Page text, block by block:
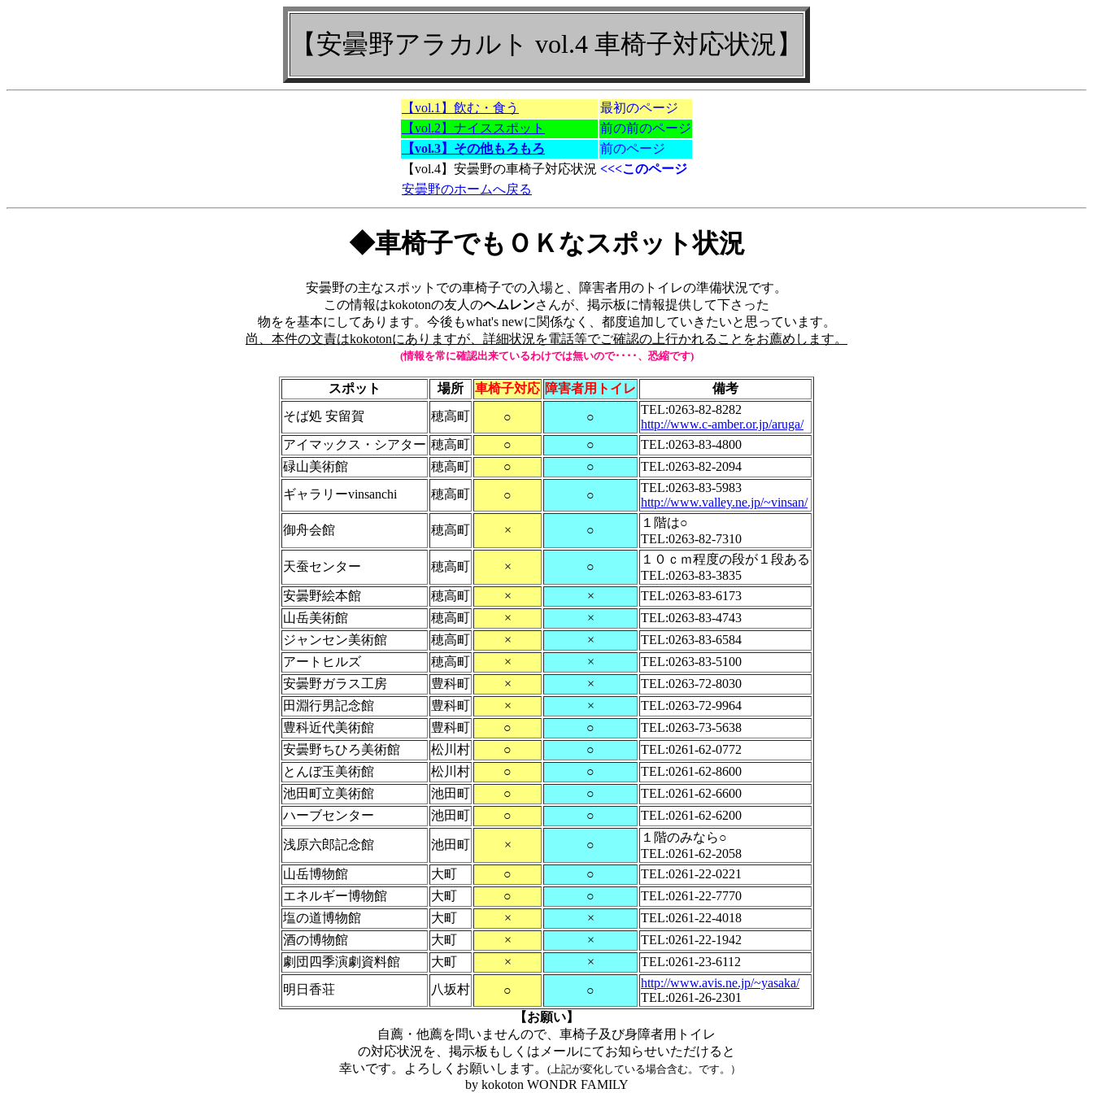
【安曇野アラカルト vol.4 車椅子対応状況】
【vol.1】飲む・食う
最初のページ
【vol.2】ナイススポット
前の前のページ
【vol.3】その他もろもろ
前のページ
【vol.4】安曇野の車椅子対応状況 <<<このページ
安曇野のホームへ戻る
◆車椅子でもＯＫなスポット状況
安曇野の主なスポットでの車椅子での入場と、障害者用のトイレの準備状況です。
この情報はkokotonの友人のヘムレンさんが、掲示板に情報提供して下さった
物をを基本にしてあります。今後もwhat's newに関係なく、都度追加していきたいと思っています。
尚、本件の文責はkokotonにありますが、詳細状況を電話等でご確認の上行かれることをお薦めします。
(情報を常に確認出来ているわけでは無いので････、恐縮です)
スポット 場所 車椅子対応 障害者用トイレ
備考
そば処 安留賀
穂高町 ○ ○
TEL:0263-82-8282
http://www.c-amber.or.jp/aruga/
アイマックス・シアター 穂高町 ○ ○
TEL:0263-83-4800
碌山美術館
穂高町 ○ ○
TEL:0263-82-2094
ギャラリーvinsanchi
穂高町 ○ ○
TEL:0263-83-5983
http://www.valley.ne.jp/~vinsan/
御舟会館
穂高町 × ○
１階は○
TEL:0263-82-7310
天蚕センター
穂高町 × ○
１０ｃｍ程度の段が１段ある
TEL:0263-83-3835
安曇野絵本館
穂高町 × ×
TEL:0263-83-6173
山岳美術館
穂高町 × ×
TEL:0263-83-4743
ジャンセン美術館
穂高町 × ×
TEL:0263-83-6584
アートヒルズ
穂高町 × ×
TEL:0263-83-5100
安曇野ガラス工房
豊科町 × ×
TEL:0263-72-8030
田淵行男記念館
豊科町 × ×
TEL:0263-72-9964
豊科近代美術館
豊科町 ○ ○
TEL:0263-73-5638
安曇野ちひろ美術館
松川村 ○ ○
TEL:0261-62-0772
とんぼ玉美術館
松川村 ○ ○
TEL:0261-62-8600
池田町立美術館
池田町 ○ ○
TEL:0261-62-6600
ハーブセンター
池田町 ○ ○ TEL:0261-62-6200
浅原六郎記念館 池田町 × ○
１階のみなら○
TEL:0261-62-2058
山岳博物館
大町 ○ ○
TEL:0261-22-0221
エネルギー博物館
大町 ○ ○
TEL:0261-22-7770
塩の道博物館
大町 × ×
TEL:0261-22-4018
酒の博物館
大町 × ×
TEL:0261-22-1942
劇団四季演劇資料館
大町 × ×
TEL:0261-23-6112
明日香荘
八坂村 ○ ○
http://www.avis.ne.jp/~yasaka/
TEL:0261-26-2301
【お願い】
自薦・他薦を問いませんので、車椅子及び身障者用トイレ
の対応状況を、掲示板もしくはメールにてお知らせいただけると
幸いです。よろしくお願いします。 (上記が変化している場合含む。です。）
by kokoton WONDR FAMILY